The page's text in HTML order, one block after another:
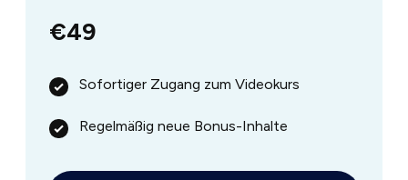
€49
Sofortiger Zugang zum Videokurs
Regelmäßig neue Bonus-Inhalte